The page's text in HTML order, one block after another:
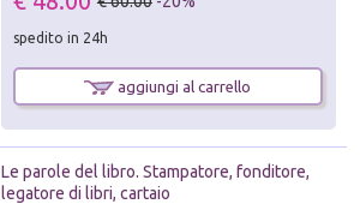
spedito in 24h
aggiungi al carrello
Le parole del libro. Stampatore, fonditore,
legatore di libri, cartaio